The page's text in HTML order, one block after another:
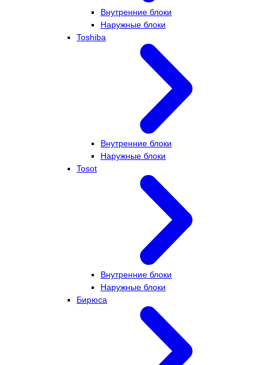
Внутренние блоки
Наружные блоки
Toshiba
Внутренние блоки
Наружные блоки
Tosot
Внутренние блоки
Наружные блоки
Бирюса